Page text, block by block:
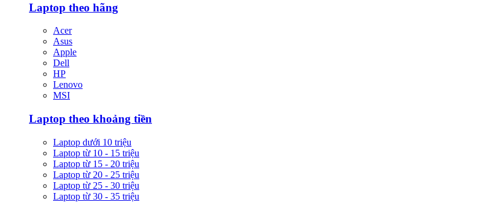
Laptop theo hãng
Acer
Asus
Apple
Dell
HP
Lenovo
MSI
Laptop theo khoảng tiền
Laptop dưới 10 triệu
Laptop từ 10 - 15 triệu
Laptop từ 15 - 20 triệu
Laptop từ 20 - 25 triệu
Laptop từ 25 - 30 triệu
Laptop từ 30 - 35 triệu